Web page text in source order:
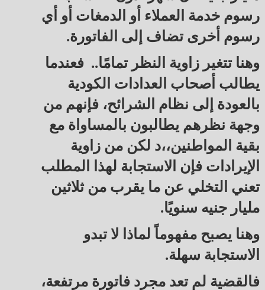
رسوم خدمة العملاء أو الدمغات أو أي
رسوم أخرى تضاف إلى الفاتورة.
وهنا تتغير زاوية النظر تمامًا.. فعندما
يطالب أصحاب العدادات الكودية
بالعودة إلى نظام الشرائح، فإنهم من
وجهة نظرهم يطالبون بالمساواة مع
بقية المواطنين،،د لكن من زاوية
الإيرادات فإن الاستجابة لهذا المطلب
تعني التخلي عن ما يقرب من ثلاثين
مليار جنيه سنويًا.
وهنا يصبح مفهوماً لماذا لا تبدو
الاستجابة سهلة.
فالقضية لم تعد مجرد فاتورة مرتفعة،